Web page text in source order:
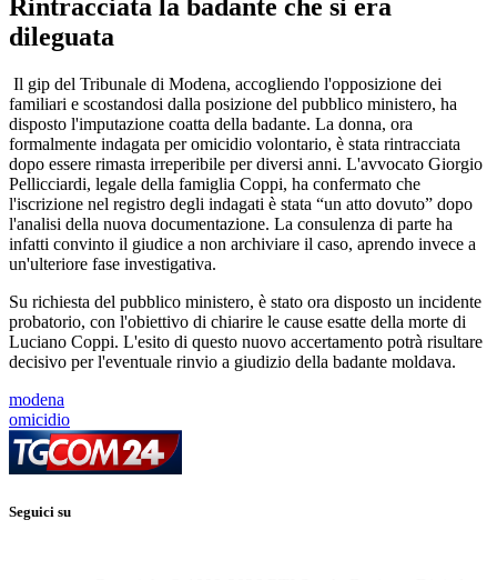
Rintracciata la badante che si era
dileguata
Il gip del Tribunale di Modena, accogliendo l'opposizione dei
familiari e scostandosi dalla posizione del pubblico ministero, ha
disposto l'imputazione coatta della badante. La donna, ora
formalmente indagata per omicidio volontario, è stata rintracciata
dopo essere rimasta irreperibile per diversi anni. L'avvocato Giorgio
Pellicciardi, legale della famiglia Coppi, ha confermato che
l'iscrizione nel registro degli indagati è stata “un atto dovuto” dopo
l'analisi della nuova documentazione. La consulenza di parte ha
infatti convinto il giudice a non archiviare il caso, aprendo invece a
un'ulteriore fase investigativa.
Su richiesta del pubblico ministero, è stato ora disposto un incidente
probatorio, con l'obiettivo di chiarire le cause esatte della morte di
Luciano Coppi. L'esito di questo nuovo accertamento potrà risultare
decisivo per l'eventuale rinvio a giudizio della badante moldava.
modena
omicidio
Seguici su